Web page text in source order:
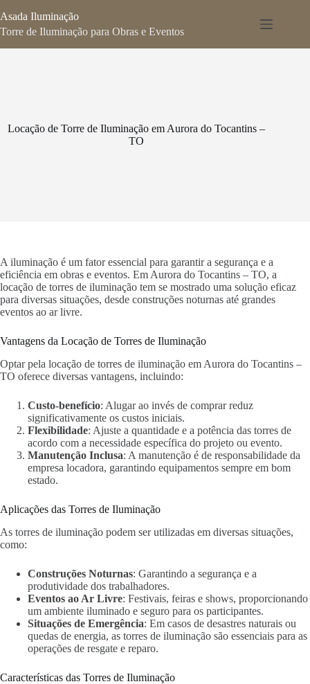
para
o
Asada Iluminação
Torre de Iluminação para Obras e Eventos
Locação de Torre de Iluminação em Aurora do Tocantins –
TO
A iluminação é um fator essencial para garantir a segurança e a
eficiência em obras e eventos. Em Aurora do Tocantins – TO, a
locação de torres de iluminação tem se mostrado uma solução eficaz
para diversas situações, desde construções noturnas até grandes
eventos ao ar livre.
Vantagens da Locação de Torres de Iluminação
Optar pela locação de torres de iluminação em Aurora do Tocantins –
TO oferece diversas vantagens, incluindo:
Custo-benefício: Alugar ao invés de comprar reduz
significativamente os custos iniciais.
Flexibilidade: Ajuste a quantidade e a potência das torres de
acordo com a necessidade específica do projeto ou evento.
Manutenção Inclusa: A manutenção é de responsabilidade da
empresa locadora, garantindo equipamentos sempre em bom
estado.
Aplicações das Torres de Iluminação
As torres de iluminação podem ser utilizadas em diversas situações,
como:
Construções Noturnas: Garantindo a segurança e a
produtividade dos trabalhadores.
Eventos ao Ar Livre: Festivais, feiras e shows, proporcionando
um ambiente iluminado e seguro para os participantes.
Situações de Emergência: Em casos de desastres naturais ou
quedas de energia, as torres de iluminação são essenciais para as
operações de resgate e reparo.
Características das Torres de Iluminação